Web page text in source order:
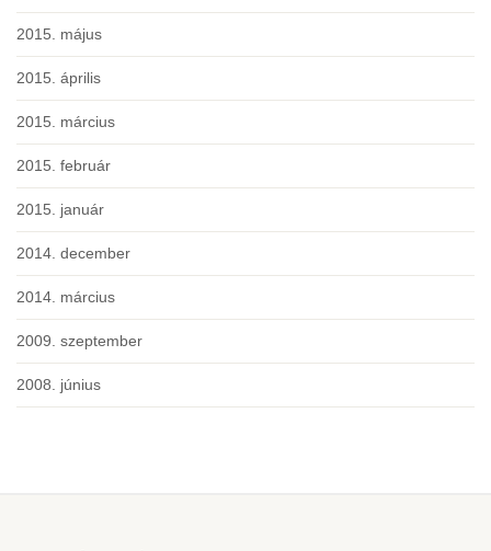
2015. május
2015. április
2015. március
2015. február
2015. január
2014. december
2014. március
2009. szeptember
2008. június